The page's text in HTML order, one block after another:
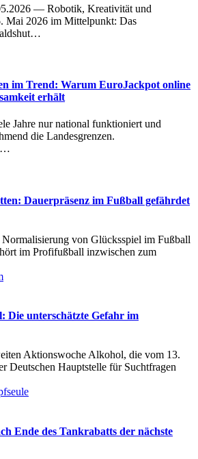
— Robotik, Kreativität und
Mai 2026 im Mittelpunkt: Das
im Trend: Warum EuroJackpot online
erhält
Jahre nur national funktioniert und
die Landesgrenzen.
Dauerpräsenz im Fußball gefährdet
von Glücksspiel im Fußball
im Profifußball inzwischen zum
Die unterschätzte Gefahr im
Aktionswoche Alkohol, die vom 13.
Deutschen Hauptstelle für Suchtfragen
Ende des Tankrabatts der nächste